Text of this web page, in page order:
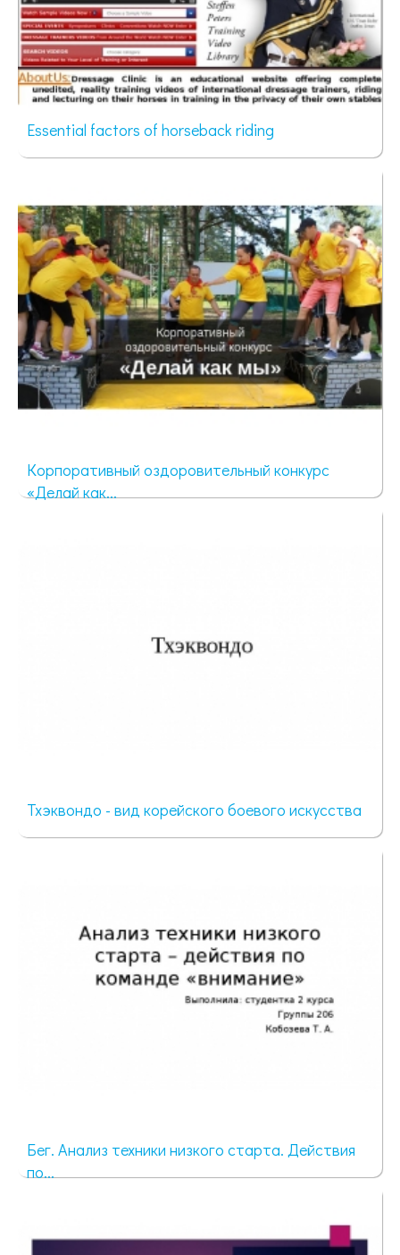
Essential factors of horseback riding
Корпоративный оздоровительный конкурс
«Делай как...
Тхэквондо - вид корейского боевого искусства
Бег. Анализ техники низкого старта. Действия
по...